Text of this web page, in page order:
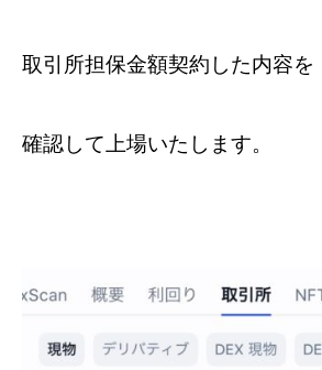
取引所担保金額契約した内容を
確認して上場いたします。